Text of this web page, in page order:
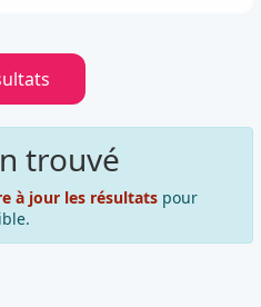
trouvé
à jour les résultats pour